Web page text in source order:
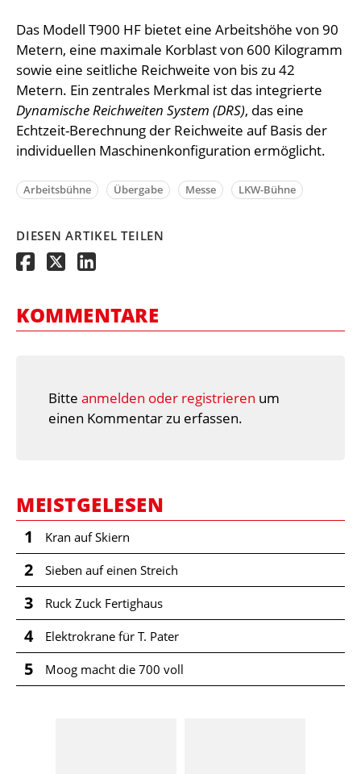
Das Modell T900 HF bietet eine Arbeitshöhe von 90
Metern, eine maximale Korblast von 600 Kilogramm
sowie eine seitliche Reichweite von bis zu 42
Metern. Ein zentrales Merkmal ist das integrierte
Dynamische Reichweiten System (DRS), das eine
Echtzeit-Berechnung der Reichweite auf Basis der
individuellen Maschinenkonfiguration ermöglicht.
Arbeitsbühne Übergabe Messe LKW-Bühne
DIESEN ARTIKEL TEILEN
KOMMENTARE
Bitte anmelden oder registrieren um
einen Kommentar zu erfassen.
MEISTGELESEN
1 Kran auf Skiern
2 Sieben auf einen Streich
3 Ruck Zuck Fertighaus
4 Elektrokrane für T. Pater
5 Moog macht die 700 voll